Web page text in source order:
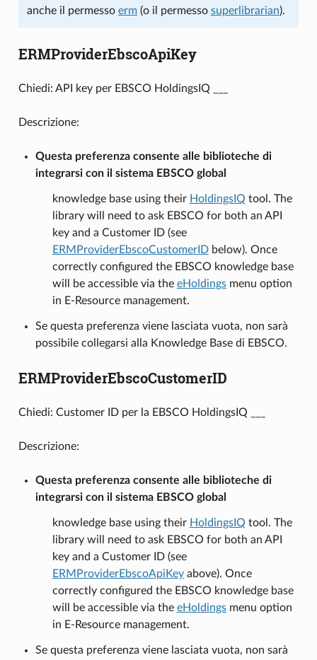
anche il permesso erm(o il permesso superlibrarian).
ERMProviderEbscoApiKey
Chiedi: API key per EBSCO HoldingsIQ ___
Descrizione:
Questa preferenza consente alle biblioteche di
integrarsi con il sistema EBSCO global
knowledge base using their HoldingsIQ tool. The
library will need to ask EBSCO for both an API
key and a Customer ID (see
ERMProviderEbscoCustomerIDbelow). Once
correctly configured the EBSCO knowledge base
will be accessible via the eHoldingsmenu option
in E-Resource management.
Se questa preferenza viene lasciata vuota, non sarà
possibile collegarsi alla Knowledge Base di EBSCO.
ERMProviderEbscoCustomerID
Chiedi: Customer ID per la EBSCO HoldingsIQ ___
Descrizione:
Questa preferenza consente alle biblioteche di
integrarsi con il sistema EBSCO global
knowledge base using their HoldingsIQ tool. The
library will need to ask EBSCO for both an API
key and a Customer ID (see
ERMProviderEbscoApiKeyabove). Once
correctly configured the EBSCO knowledge base
will be accessible via the eHoldingsmenu option
in E-Resource management.
Se questa preferenza viene lasciata vuota, non sarà